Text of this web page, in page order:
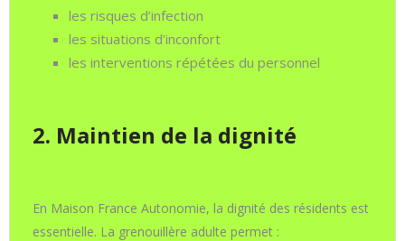
les risques d’infection
les situations d’inconfort
les interventions répétées du personnel
2. Maintien de la dignité
En Maison France Autonomie, la dignité des résidents est
essentielle. La grenouillère adulte permet :